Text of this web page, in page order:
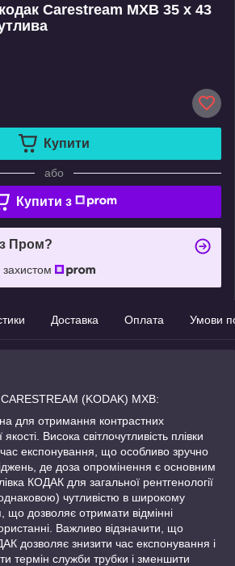
Carestream МХВ 35 х 43
Купити
або
Купити з
Пром?
Доставка Оплата Умови
(KODAK) MXB:
для отримання контрастних
Висока світлочутливість плівки
експонування, що особливо зручно
де доза опромінення є основним
КОДАК для загальної рентгенології
чутливістю в широкому
що дозволяє отримати відмінні
Важливо відзначити, що
дозволяє знизити час експонування і
термін служби трубки і зменшити